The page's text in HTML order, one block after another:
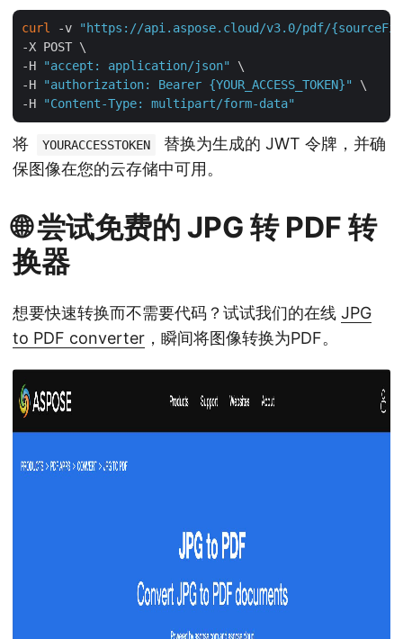
curl -v
"https://api.aspose.cloud/v3.0/pdf/
-X POST \
-H
"accept: application/json"
\
-H
"authorization: Bearer {YOUR_ACCESS_TOKEN}"
\
-H
"Content-Type: multipart/form-data"
将 YOURACCESSTOKEN
替换为生成的 JWT 令牌，并确
保图像在您的云存储中可用。
🌐 尝试免费的 JPG 转 PDF 转
换器
想要快速转换而不需要代码？试试我们的在线 JPG
to PDF converter ，瞬间将图像转换为PDF。